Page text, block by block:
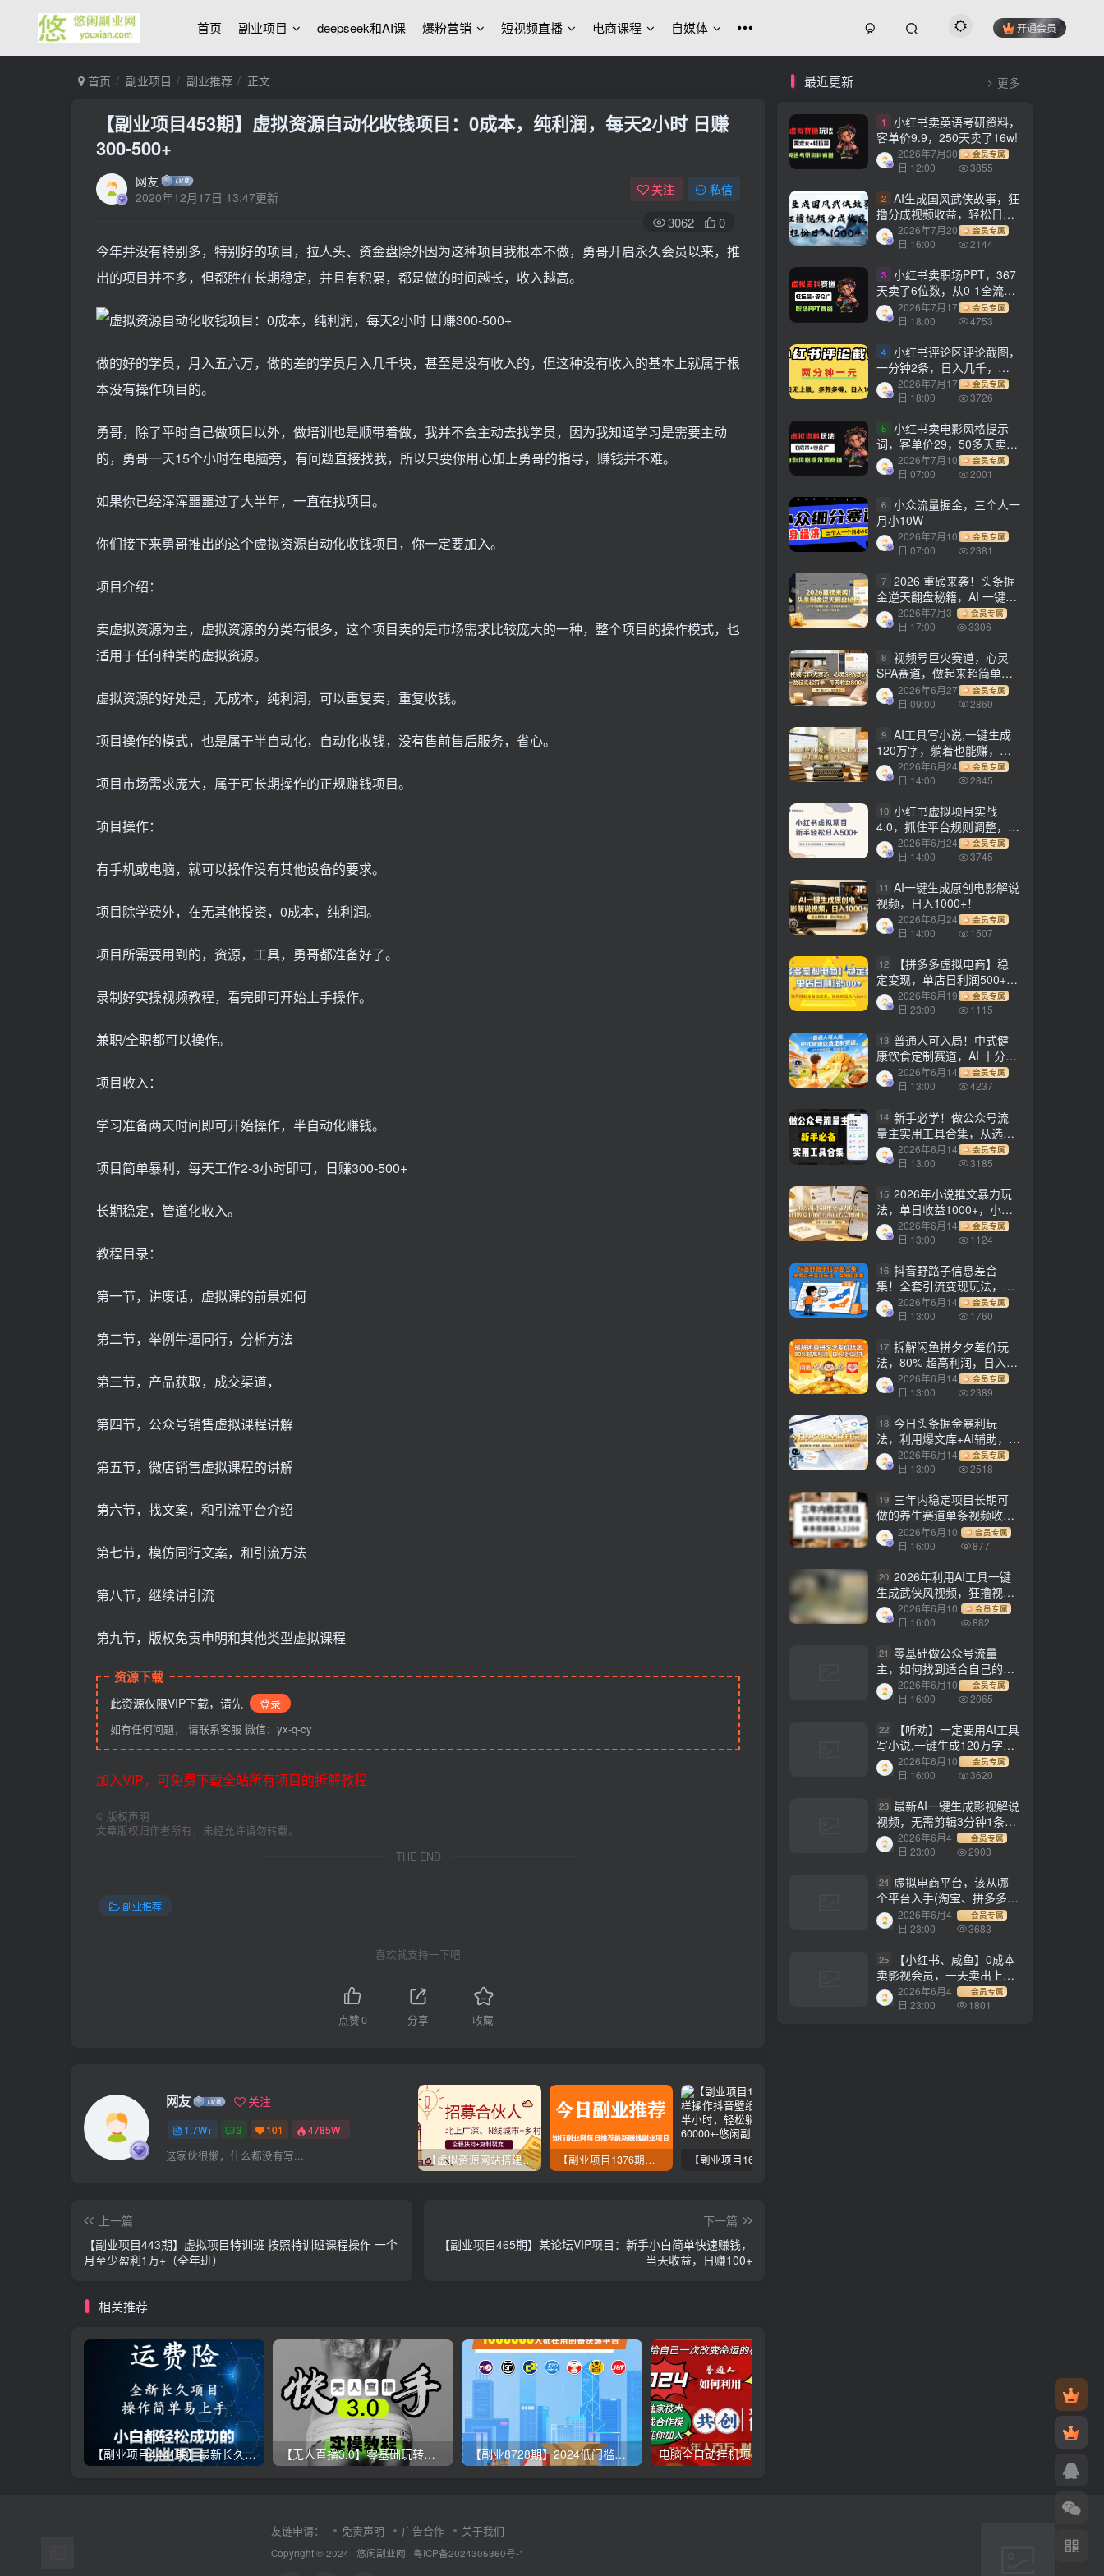
首页 副业项目 deepseek和AI课 爆粉营销 短视频直播 电商课程 自媒体 开通会员
首页 副业项目 副业推荐 正文
【副业项目453期】虚拟资源自动化收钱项目：0成本，纯利润，每天2小时 日赚
300-500+
网友
2020年12月17日 13:47更新
关注 私信
3062 0
​今年并没有特别多，特别好的项目，拉人头、资金盘除外因为这种项目我根本不做，勇哥开启永久会员以来，推
出的项目并不多，但都胜在长期稳定，并且有积累，都是做的时间越长，收入越高。
做的好的学员，月入五六万，做的差的学员月入几千块，甚至是没有收入的，但这种没有收入的基本上就属于根
本没有操作项目的。
勇哥，除了平时自己做项目以外，做培训也是顺带着做，我并不会主动去找学员，因为我知道学习是需要主动
的，勇哥一天15个小时在电脑旁，有问题直接找我，所以只要你用心加上勇哥的指导，赚钱并不难。
如果你已经浑浑噩噩过了大半年，一直在找项目。
你们接下来勇哥推出的这个虚拟资源自动化收钱项目，你一定要加入。
项目介绍：
卖虚拟资源为主，虚拟资源的分类有很多，这个项目卖的是市场需求比较庞大的一种，整个项目的操作模式，也
适用于任何种类的虚拟资源。
虚拟资源的好处是，无成本，纯利润，可以重复卖，重复收钱。
项目操作的模式，也是属于半自动化，自动化收钱，没有售前售后服务，省心。
项目市场需求庞大，属于可长期操作的正规赚钱项目。
项目操作：
有手机或电脑，就可以操作没有其他设备的要求。
项目除学费外，在无其他投资，0成本，纯利润。
项目所需要用到的，资源，工具，勇哥都准备好了。
录制好实操视频教程，看完即可开始上手操作。
兼职/全职都可以操作。
项目收入：
学习准备两天时间即可开始操作，半自动化赚钱。
项目简单暴利，每天工作2-3小时即可，日赚300-500+
长期稳定，管道化收入。
教程目录：
第一节，讲废话，虚拟课的前景如何
第二节，举例牛逼同行，分析方法
第三节，产品获取，成交渠道，
第四节，公众号销售虚拟课程讲解
第五节，微店销售虚拟课程的讲解
第六节，找文案，和引流平台介绍
第七节，模仿同行文案，和引流方法
第八节，继续讲引流
第九节，版权免责申明和其他类型虚拟课程
资源下载
此资源仅限VIP下载，请先
登录
如有任何问题， 请联系客服 微信：yx-q-cy
加入VIP，可免费下载全站所有项目的拆解教程
© 版权声明
文章版权归作者所有，未经允许请勿转载。
THE END
副业推荐
喜欢就支持一下吧
点赞0 分享 收藏
网友 关注
1.7W+ 3 101 4785W+
这家伙很懒，什么都没有写... 【虚拟资源网站搭建服务】加盟本站系统，做一个和本站一样的独立网站，躺赚的项目 【副业项目1376期】龟课最新闲鱼项目玩法实战教程_全新升级月收益几千到几万
上一篇
【副业项目443期】虚拟项目特训班 按照特训班课程操作 一个
月至少盈利1万+（全年班）
下一篇
【副业项目465期】某论坛VIP项目：新手小白简单快速赚钱，
当天收益，日赚100+
相关推荐
【副业项目4441期】最新长久稳定暴利项目，运费险全新玩法，日赚1000（包含详细教程，全程指导） 【无人直播3.0】零基础玩转男粉快手无人直播日产1000+，稳狠猛，2023男粉落地项目实操教程 【副业8728期】2024低门槛副业风口快递CPS，月收入过万的项目
最近更新 更多
1
小红书卖英语考研资料，
客单价9.9，250天卖了16w!
2026年7月30
日 12:00
会员专属
3855
2 AI生成国风武侠故事，狂
撸分成视频收益，轻松日入
1000+【可多平台分发】！
2026年7月20
日 16:00
会员专属
2144
3 小红书卖职场PPT，367
天卖了6位数，从0-1全流程
讲解2026年7月17
日 18:00
会员专属
4753
4 小红书评论区评论截图，
一分钟2条，日入几千，多
劳多得!2026年7月17
日 18:00
会员专属
3726
5 小红书卖电影风格提示
词，客单价29，50多天卖了
790单，小白直接抄作业！
2026年7月10
日 07:00
会员专属
2001
6 小众流量掘金，三个人一
月小10W
2026年7月10
日 07:00
会员专属
2381
7 2026 重磅来袭！头条掘
金逆天翻盘秘籍，AI 一键打
造爆款内容，只需简单复制
粘贴，日入 1000 + 轻松实
2026年7月3
日 17:00
会员专属
3306
8 视频号巨火赛道，心灵
SPA赛道，做起来超简单，
每天收益800+！
2026年6月27
日 09:00
会员专属
2860
9 AI工具写小说,一键生成
120万字，躺着也能赚，月
入2w+！2026年6月24
日 14:00
会员专属
2845
10 小红书虚拟项目实战
4.0，抓住平台规则调整，单
店日入500+！
2026年6月24
日 14:00
会员专属
3745
11 AI一键生成原创电影解说
视频，日入1000+！
2026年6月24
日 14:00
会员专属
1507
12
【拼多多虚拟电商】稳
定变现，单店日利润500+，
软件挂机全自动发货，轻松
实现月入1w+！
2026年6月19
日 23:00
会员专属
1115
13 普通人可入局！中式健
康饮食定制赛道，AI 十分钟
做爆款，变现超给力
2026年6月14
日 13:00
会员专属
4237
14 新手必学！做公众号流
量主实用工具合集，从选题
到变现，一篇搞定（新手必
备）
2026年6月14
日 13:00
会员专属
3185
15 2026年小说推文暴力玩
法，单日收益1000+，小白
看完即可上手
2026年6月14
日 13:00
会员专属
1124
16 抖音野路子信息差合
集！全套引流变现玩法，保
姆级拆解
2026年6月14
日 13:00
会员专属
1760
17 拆解闲鱼拼夕夕差价玩
法，80% 超高利润，日入轻
松过千2026年6月14
日 13:00
会员专属
2389
18 今日头条掘金暴利玩
法，利用爆文库+AI辅助，轻
松矩阵、当天起号，简单粗
暴，日入1000+
2026年6月14
日 13:00
会员专属
2518
19 三年内稳定项目长期可
做的养生赛道单条视频收入
22002026年6月10
日 16:00
会员专属
877
20 2026年利用AI工具一键
生成武侠风视频，狂撸视频
号分成计划收益，原创度
高，画面好看，轻松日入
2026年6月10
日 16:00
会员专属
882
21 零基础做公众号流量
主，如何找到适合自己的赛
道
2026年6月10
日 16:00
会员专属
2065
22
【听劝】一定要用AI工具
写小说,一键生成120万字，
躺着也能赚，月入2w+
2026年6月10
日 16:00
会员专属
3620
23 最新AI一键生成影视解说
视频，无需剪辑3分钟1条，
条条爆款，多平台变现日入
1500+
2026年6月4
日 23:00
会员专属
2903
24 虚拟电商平台，该从哪
个平台入手(淘宝、拼多多、
小红书)全攻略日入1000！
2026年6月4
日 23:00
会员专属
3683
25
【小红书、咸鱼】0成本
卖影视会员，一天卖出上百
单，轻轻松松日入1000+
2026年6月4
日 23:00
会员专属
1801
友链申请： 免责声明 广告合作 关于我们
Copyright © 2024 · 悠闲副业网 · 粤ICP备2024305360号-1